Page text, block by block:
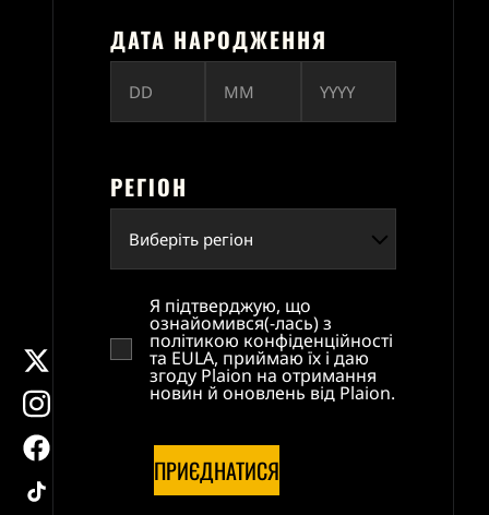
x
instagram
facebook
tiktok
ДАТА НАРОДЖЕННЯ
РЕГІОН
Я підтверджую, що
ознайомився(-лась) з
політикою конфіденційності
та EULA, приймаю їх і даю
згоду Plaion на отримання
новин й оновлень від Plaion.
ПРИЄДНАТИСЯ
WIN 1 OF 10 COPIES OF
METRO 2039
READ MORE